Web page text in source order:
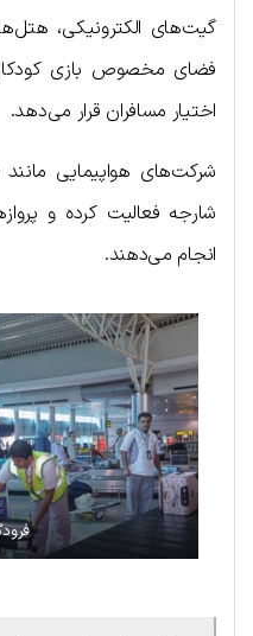
گیت‌های الکترونیکی،
فضای مخصوص بازی
اختیار مسافران قرار می‌دهد.
شرکت‌های هواپیمایی مانند
شارجه فعالیت کرده و
انجام می‌دهند.